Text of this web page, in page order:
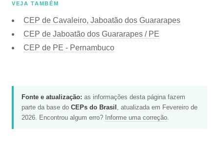
VEJA TAMBÉM
CEP de Cavaleiro, Jaboatão dos Guararapes
CEP de Jaboatão dos Guararapes / PE
CEP de PE - Pernambuco
Fonte e atualização: as informações desta página fazem
parte da base do CEPs do Brasil , atualizada em Fevereiro de
2026. Encontrou algum erro? Informe uma correção.